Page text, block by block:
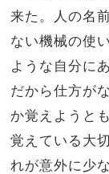
来た。人の名
ない機械の使
ような自分に
だから仕方が
か覚えようと
覚えている大
れが意外に少